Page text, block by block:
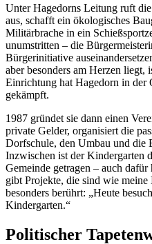
Unter Hagedorns Leitung ruft
aus, schafft ein ökologisches
Militärbrache in ein
unumstritten – die
Bürgerinitiative
aber besonders am Herzen liegt,
Einrichtung hat Hagedorn in der
gekämpft.
1987 gründet sie dann einen
private Gelder, organisiert die
Dorfschule, den Umbau und die
Inzwischen ist der Kindergarten
Gemeinde getragen – auch
gibt Projekte, die sind wie meine
besonders berührt: „Heute
Kindergarten.“
Politischer